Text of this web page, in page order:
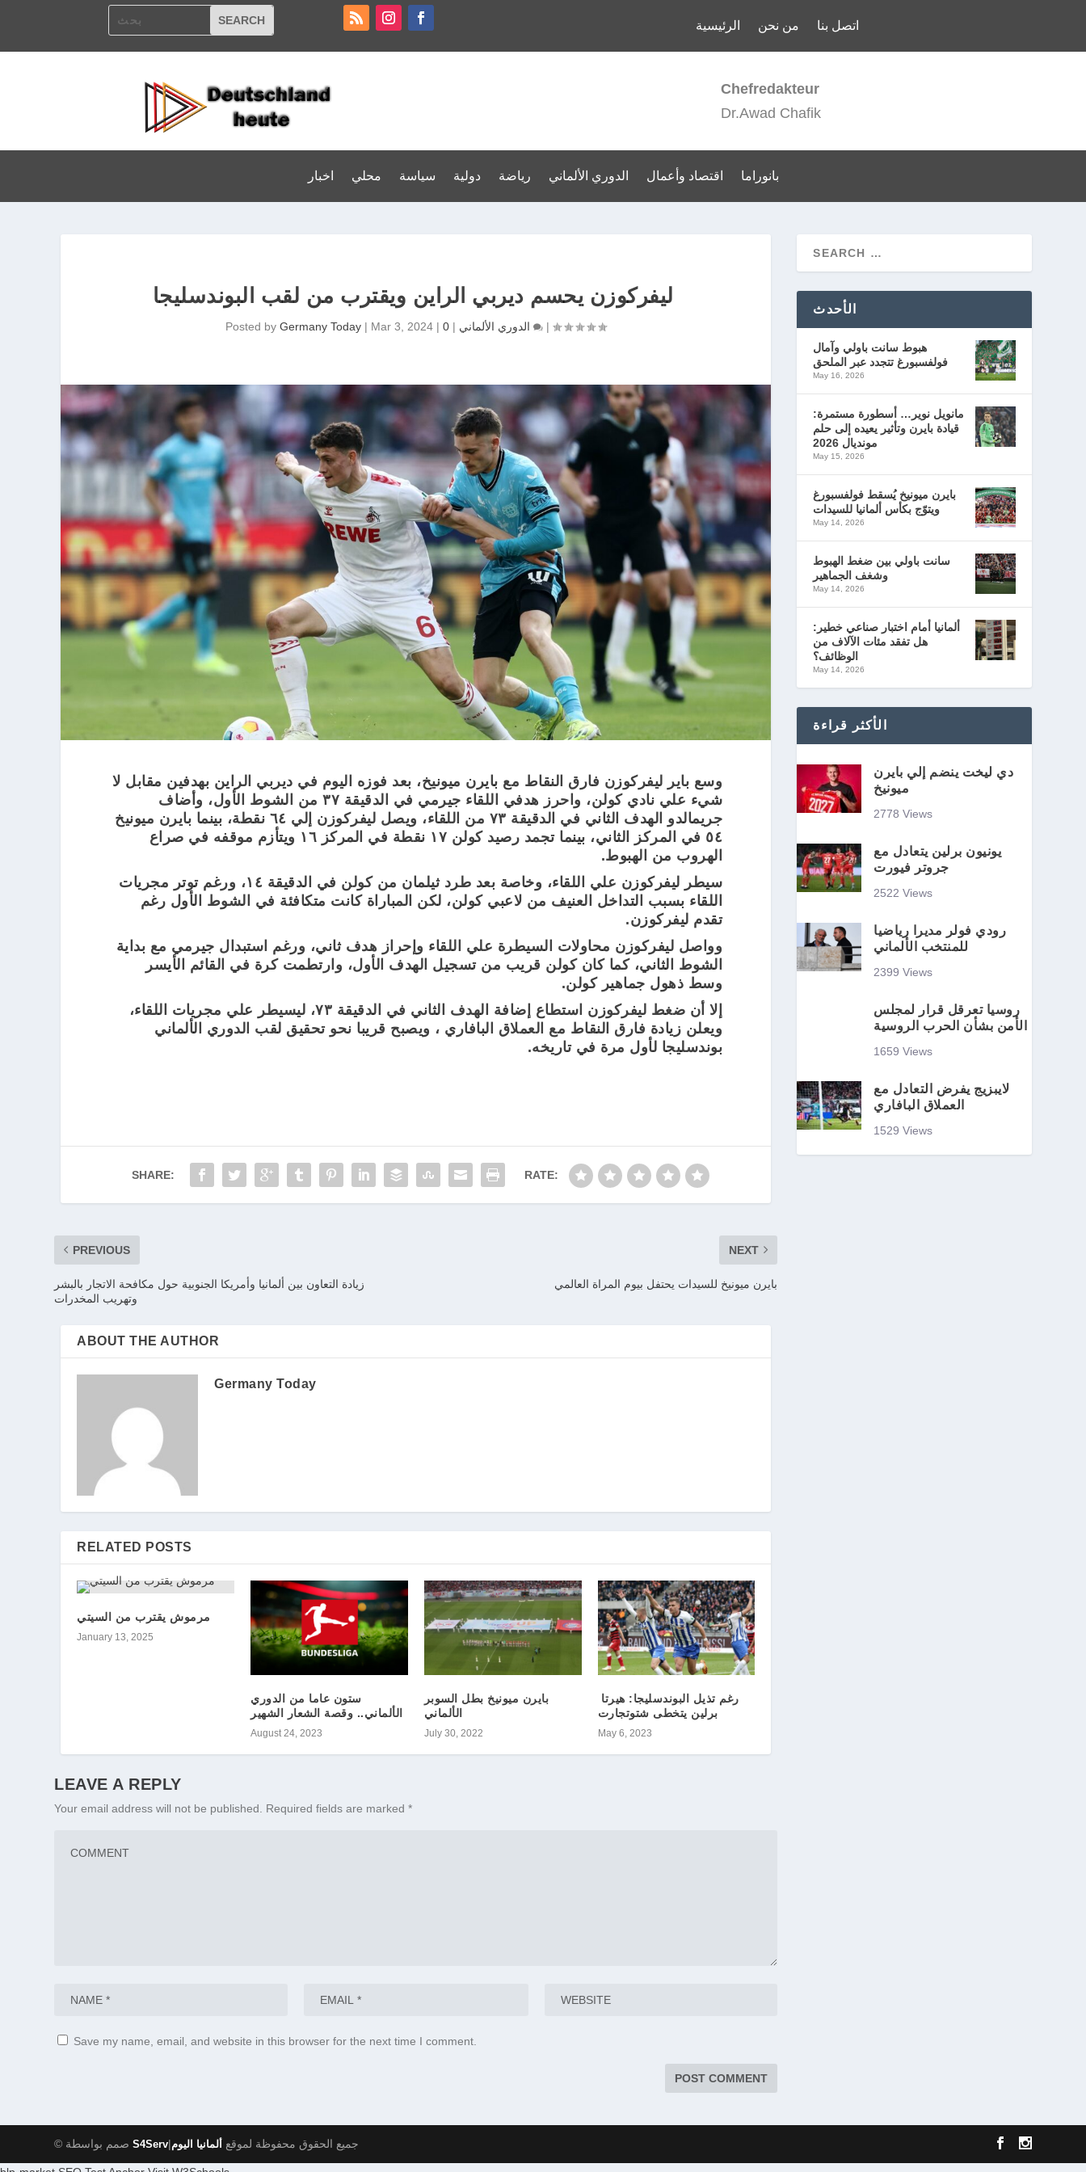
الرئيسية من نحن اتصل بنا
Chefredakteur
Dr.Awad Chafik
اخبار محلي سياسة دولية رياضة الدوري الألماني اقتصاد وأعمال بانوراما
Posted byGermany Today | Mar 3, 2024 | الدوري الألماني | 0 |
وسع باير ليفركوزن فارق النقاط مع بايرن ميونيخ، بعد فوزه اليوم في ديربي الراين بهدفين مقابل لا
شيء علي نادي كولن، واحرز هدفي اللقاء جيرمي في الدقيقة ٣٧ من الشوط الأول، وأضاف
جريمالدو الهدف الثاني في الدقيقة ٧٣ من اللقاء، ويصل ليفركوزن إلي ٦٤ نقطة، بينما بايرن ميونيخ
٥٤ في المركز الثاني، بينما تجمد رصيد كولن ١٧ نقطة في المركز ١٦ ويتأزم موقفه في صراع
الهروب من الهبوط.
سيطر ليفركوزن علي اللقاء، وخاصة بعد طرد ثيلمان من كولن في الدقيقة ١٤، ورغم توتر مجريات
اللقاء بسبب التداخل العنيف من لاعبي كولن، لكن المباراة كانت متكافئة في الشوط الأول رغم
تقدم ليفركوزن.
وواصل ليفركوزن محاولات السيطرة علي اللقاء وإحراز هدف ثاني، ورغم استبدال جيرمي مع بداية
الشوط الثاني، كما كان كولن قريب من تسجيل الهدف الأول، وارتطمت كرة في القائم الأيسر
وسط ذهول جماهير كولن.
إلا أن ضغط ليفركوزن استطاع إضافة الهدف الثاني في الدقيقة ٧٣، ليسيطر علي مجريات اللقاء،
ويعلن زيادة فارق النقاط مع العملاق البافاري ، ويصبح قريبا نحو تحقيق لقب الدوري الألماني
بوندسليجا لأول مرة في تاريخه.
SHARE: RATE:
PREVIOUS
زيادة التعاون بين ألمانيا وأمريكا الجنوبية حول مكافحة الاتجار بالبشر
وتهريب المخدرات
NEXT
بايرن ميونيخ للسيدات يحتفل بيوم المراة العالمي
ABOUT THE AUTHOR
Germany Today
RELATED POSTS
مرموش يقترب من السيتي
January 13, 2025
ستون عاما من الدوري
الألماني.. وقصة الشعار الشهير
August 24, 2023
بايرن ميونيخ بطل السوبر
الألماني
July 30, 2022
برلين يتخطى شتوتجارت
May 6, 2023
LEAVE A REPLY
Your email address will not be published. Required fields are marked*
Save my name, email, and website in this browser for the next time I comment.
الأحدث
هبوط سانت باولي وآمال
فولفسبورغ تتجدد عبر الملحق
May 16, 2026
مانويل نوير… أسطورة مستمرة:
قيادة بايرن وتأثير يعيده إلى حلم
مونديال 2026
May 15, 2026
بايرن ميونيخ يُسقط فولفسبورغ
ويتوّج بكأس ألمانيا للسيدات
May 14, 2026
سانت باولي بين ضغط الهبوط
وشغف الجماهير
May 14, 2026
ألمانيا أمام اختبار صناعي خطير:
هل تفقد مئات الآلاف من
الوظائف؟
May 14, 2026
الأكثر قراءة
دي ليخت ينضم إلي بايرن
ميونيخ
2778 Views
يونيون برلين يتعادل مع
جروتر فيورت
2522 Views
رودي فولر مديرا رياضيا
للمنتخب الألماني
2399 Views
روسيا تعرقل قرار لمجلس
الأمن بشأن الحرب الروسية
1659 Views
لايبزيج يفرض التعادل مع
العملاق البافاري
1529 Views
© صمم بواسطةS4Serv |جميع الحقوق محفوظة لموقع ألمانيا اليوم